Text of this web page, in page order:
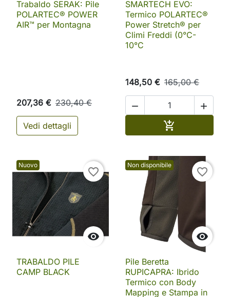
Trabaldo SERAK: Pile
POLARTEC® POWER
AIR™ per Montagna
207,36 € 230,40 €
Vedi dettagli
SMARTECH EVO:
Termico POLARTEC®
Power Stretch® per
Climi Freddi (0°C-
10°C
148,50 € 165,00 €
 

Nuovo

favorite_border
TRABALDO PILE
CAMP BLACK
Non disponibile

favorite_border
Pile Beretta
RUPICAPRA: Ibrido
Termico con Body
Mapping e Stampa in